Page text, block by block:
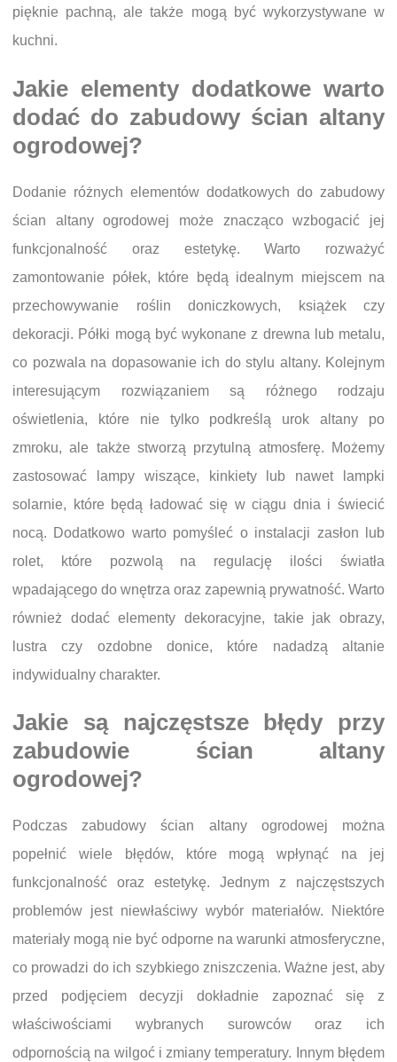
pięknie pachną, ale także mogą być wykorzystywane w
kuchni.
Jakie elementy dodatkowe warto
dodać do zabudowy ścian altany
ogrodowej?
Dodanie różnych elementów dodatkowych do zabudowy
ścian altany ogrodowej może znacząco wzbogacić jej
funkcjonalność oraz estetykę. Warto rozważyć
zamontowanie półek, które będą idealnym miejscem na
przechowywanie roślin doniczkowych, książek czy
dekoracji. Półki mogą być wykonane z drewna lub metalu,
co pozwala na dopasowanie ich do stylu altany. Kolejnym
interesującym rozwiązaniem są różnego rodzaju
oświetlenia, które nie tylko podkreślą urok altany po
zmroku, ale także stworzą przytulną atmosferę. Możemy
zastosować lampy wiszące, kinkiety lub nawet lampki
solarnie, które będą ładować się w ciągu dnia i świecić
nocą. Dodatkowo warto pomyśleć o instalacji zasłon lub
rolet, które pozwolą na regulację ilości światła
wpadającego do wnętrza oraz zapewnią prywatność. Warto
również dodać elementy dekoracyjne, takie jak obrazy,
lustra czy ozdobne donice, które nadadzą altanie
indywidualny charakter.
Jakie są najczęstsze błędy przy
zabudowie ścian altany
ogrodowej?
Podczas zabudowy ścian altany ogrodowej można
popełnić wiele błędów, które mogą wpłynąć na jej
funkcjonalność oraz estetykę. Jednym z najczęstszych
problemów jest niewłaściwy wybór materiałów. Niektóre
materiały mogą nie być odporne na warunki atmosferyczne,
co prowadzi do ich szybkiego zniszczenia. Ważne jest, aby
przed podjęciem decyzji dokładnie zapoznać się z
właściwościami wybranych surowców oraz ich
odpornością na wilgoć i zmiany temperatury. Innym błędem